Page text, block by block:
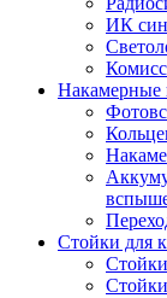
ИК
Накамерные
Стойки для